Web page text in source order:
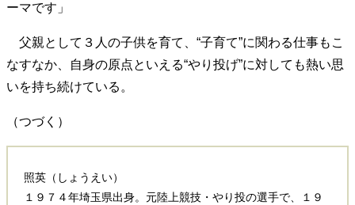
ーマです」
父親として３人の子供を育て、“子育て”に関わる仕事もこ
なすなか、自身の原点といえる“やり投げ”に対しても熱い思
いを持ち続けている。
（つづく）
照英（しょうえい）
１９７４年埼玉県出身。元陸上競技・やり投の選手で、１９